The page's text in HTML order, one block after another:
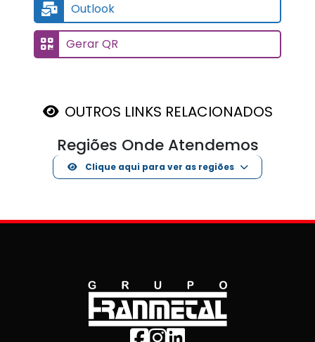
Outlook
Gerar QR
OUTROS LINKS RELACIONADOS
Regiões Onde Atendemos
Clique aqui para ver as regiões